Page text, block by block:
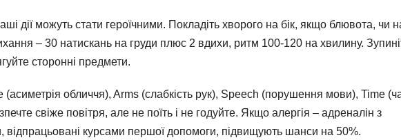
дії можуть стати героїчними. Покладіть хворого на бік, якщо блювота, чи
– 30 натискань на груди плюс 2 вдихи, ритм 100-120 на хвилину.
сторонні предмети.
(асиметрія обличчя), Arms (слабкість рук), Speech (порушення мови), Time
свіже повітря, але не поїть і не годуйте. Якщо алергія – адреналін з
відпрацьовані курсами першої допомоги, підвищують шанси на 50%.